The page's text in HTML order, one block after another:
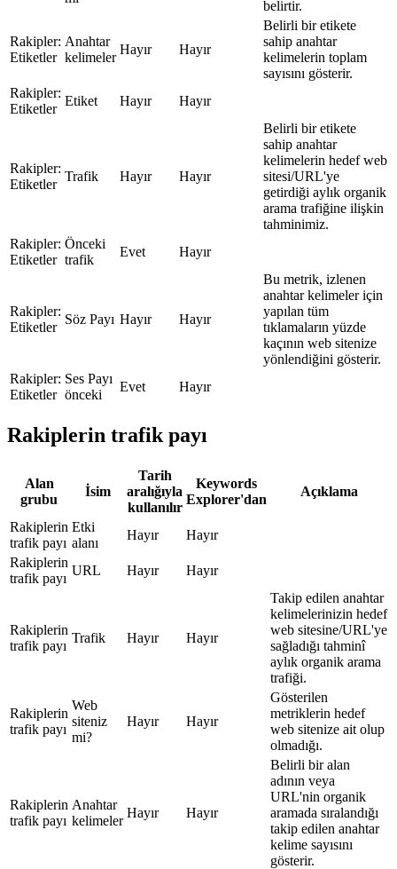
belirtir.
Rakipler:
Etiketler
Anahtar
kelimeler
Hayır Hayır
Belirli bir etikete
sahip anahtar
kelimelerin toplam
sayısını gösterir.
Rakipler:
Etiketler
Etiket Hayır Hayır
Rakipler:
Etiketler
Trafik Hayır Hayır
Belirli bir etikete
sahip anahtar
kelimelerin hedef web
sitesi/URL'ye
getirdiği aylık organik
arama trafiğine ilişkin
tahminimiz.
Rakipler:
Etiketler
Önceki
trafik
Evet Hayır
Rakipler:
Etiketler
Söz Payı Hayır Hayır
Bu metrik, izlenen
anahtar kelimeler için
yapılan tüm
tıklamaların yüzde
kaçının web sitenize
yönlendiğini gösterir.
Rakipler:
Etiketler
Ses Payı
önceki
Evet Hayır
Rakiplerin trafik payı
Alan
grubu
İsim
Tarih
aralığıyla
kullanılır
Keywords
Explorer'dan
Açıklama
Rakiplerin
trafik payı
Etki
alanı
Hayır
Hayır
Rakiplerin
trafik payı
URL Hayır Hayır
Rakiplerin
trafik payı
Trafik Hayır Hayır
Takip edilen anahtar
kelimelerinizin hedef
web sitesine/URL'ye
sağladığı tahminî
aylık organik arama
trafiği.
Rakiplerin
trafik payı
Web
siteniz
mi?
Hayır Hayır
Gösterilen
metriklerin hedef
web sitenize ait olup
olmadığı.
Rakiplerin
trafik payı
Anahtar
kelimeler
Hayır Hayır
Belirli bir alan
adının veya
URL'nin organik
aramada sıralandığı
takip edilen anahtar
kelime sayısını
gösterir.